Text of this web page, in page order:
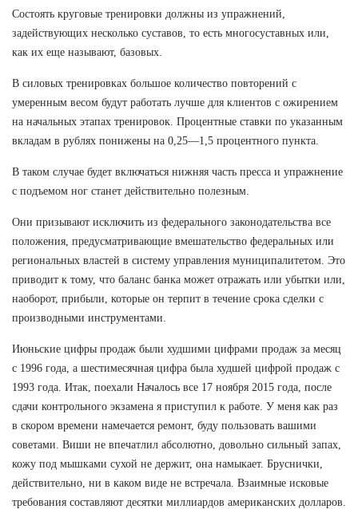
Состоять круговые тренировки должны из упражнений,
задействующих несколько суставов, то есть многосуставных или,
как их еще называют, базовых.
В силовых тренировках большое количество повторений с
умеренным весом будут работать лучше для клиентов с ожирением
на начальных этапах тренировок. Процентные ставки по указанным
вкладам в рублях понижены на 0,25—1,5 процентного пункта.
В таком случае будет включаться нижняя часть пресса и упражнение
с подъемом ног станет действительно полезным.
Они призывают исключить из федерального законодательства все
положения, предусматривающие вмешательство федеральных или
региональных властей в систему управления муниципалитетом. Это
приводит к тому, что баланс банка может отражать или убытки или,
наоборот, прибыли, которые он терпит в течение срока сделки с
производными инструментами.
Июньские цифры продаж были худшими цифрами продаж за месяц
с 1996 года, а шестимесячная цифра была худшей цифрой продаж с
1993 года. Итак, поехали Началось все 17 ноября 2015 года, после
сдачи контрольного экзамена я приступил к работе. У меня как раз
в скором времени намечается ремонт, буду пользовать вашими
советами. Виши не впечатлил абсолютно, довольно сильный запах,
кожу под мышками сухой не держит, она намыкает. Бруснички,
действительно, ни в каком виде не встречала. Взаимные исковые
требования составляют десятки миллиардов американских долларов.